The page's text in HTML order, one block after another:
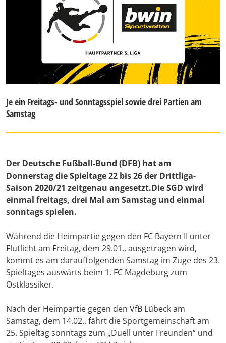
Je ein Freitags- und Sonntagsspiel sowie drei Partien am
Samstag
Der Deutsche Fußball-Bund (DFB) hat am
Donnerstag die Spieltage 22 bis 26 der Drittliga-
Saison 2020/21 zeitgenau angesetzt.Die SGD wird
einmal freitags, drei Mal am Samstag und einmal
sonntags spielen.
Während die Heimpartie gegen den FC Bayern II unter
Flutlicht am Freitag, dem 29.01., ausgetragen wird,
kommt es am darauffolgenden Samstag im Zuge des 23.
Spieltages auswärts beim 1. FC Magdeburg zum
Ostklassiker.
Nach der Heimpartie gegen den VfB Lübeck am
Samstag, dem 14.02., fährt die Sportgemeinschaft am
25. Spieltag sonntags zum „Duell unter Freunden“ und